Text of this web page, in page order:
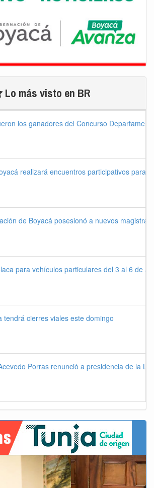
Lo más visto en BR
los ganadores del Concurso
realizará encuentros participativos para
de Boyacá posesionó a nuevos
para vehículos particulares del 3 al 6 de
tendrá cierres viales este domingo
Porras renunció a presidencia de la
Next